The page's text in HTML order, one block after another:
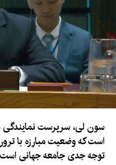
اوچا به حدود ۱۶.۱ میلیون دالر رسیده است.
سون لی، سرپرست نمایندگی
است که وضعیت مبارزه با
توجه جدی جامعه جهانی